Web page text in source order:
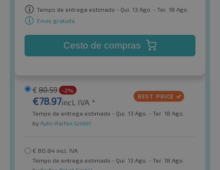
Tempo de entrega estimado - Qui. 13 Ago. - Ter. 18 Ago.
Envio gratuito
Cesto de compras
€ 80.59 -2%
€78.97incl. IVA *
Tempo de entrega estimado - Qui. 13 Ago. - Ter. 18 Ago.
by Auto-Raifen GmbH
€ 80.84 incl. IVA
Tempo de entrega estimado - Qui. 13 Ago. - Ter. 18 Ago.